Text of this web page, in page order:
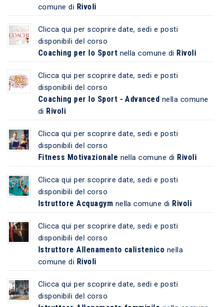
comune di Rivoli
Clicca qui per scoprire date, sedi e posti
disponibili del corso
Coaching per lo Sport nella comune di Rivoli
Clicca qui per scoprire date, sedi e posti
disponibili del corso
Coaching per lo Sport - Advanced nella comune
di Rivoli
Clicca qui per scoprire date, sedi e posti
disponibili del corso
Fitness Motivazionale nella comune di Rivoli
Clicca qui per scoprire date, sedi e posti
disponibili del corso
Istruttore Acquagym nella comune di Rivoli
Clicca qui per scoprire date, sedi e posti
disponibili del corso
Istruttore Allenamento calistenico nella
comune di Rivoli
Clicca qui per scoprire date, sedi e posti
disponibili del corso